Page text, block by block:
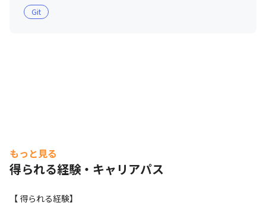
Git
もっと見る
得られる経験・キャリアパス
【 得られる経験】